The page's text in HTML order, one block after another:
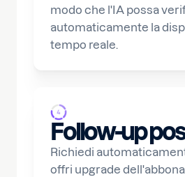
modo che l'IA possa
automaticamente la
tempo reale.
Follow-up
Richiedi
offri upgrade